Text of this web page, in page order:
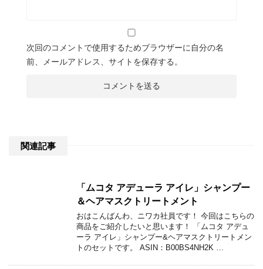
次回のコメントで使用するためブラウザーに自分の名
前、メールアドレス、サイトを保存する。
関連記事
「ムコタ アデューラ アイレ」シャンプー
＆ヘアマスクトリートメント
おはこんばんわ、ニワカ社員です！ 今回はこちらの
商品をご紹介したいと思います！ 「ムコタ アデュ
ーラ アイレ」シャンプー&ヘアマスクトリートメン
トのセットです。 ASIN：B00BS4NH2K …